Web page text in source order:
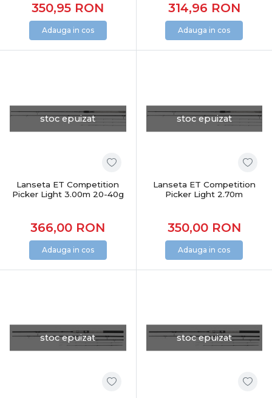
350,95 RON
Adauga in cos
314,96 RON
Adauga in cos
stoc epuizat
Lanseta ET Competition
Picker Light 3.00m 20-40g
366,00 RON
Adauga in cos
stoc epuizat
Lanseta ET Competition
Picker Light 2.70m
350,00 RON
Adauga in cos
stoc epuizat stoc epuizat